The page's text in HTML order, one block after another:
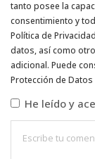
tanto posee la
consentimiento y
Política de
datos, así como
adicional. Puede
Protección de
He leído y